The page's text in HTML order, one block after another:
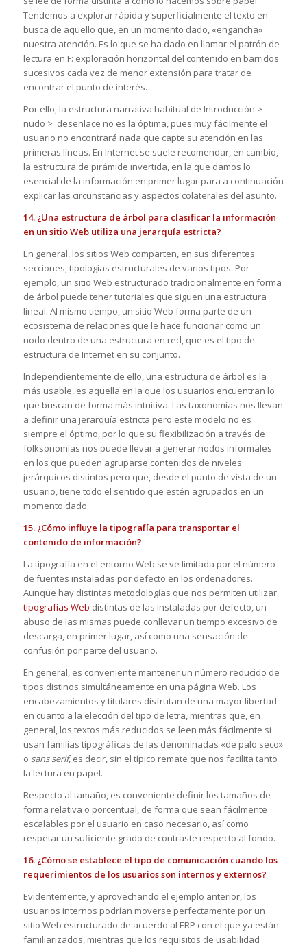
Tendemos a explorar rápida y superficialmente el texto en
busca de aquello que, en un momento dado, «engancha»
nuestra atención. Es lo que se ha dado en llamar el patrón de
lectura en F: exploración horizontal del contenido en barridos
sucesivos cada vez de menor extensión para tratar de
encontrar el punto de interés.
Por ello, la estructura narrativa habitual de Introducción >
nudo > desenlace no es la óptima, pues muy fácilmente el
usuario no encontrará nada que capte su atención en las
primeras líneas. En Internet se suele recomendar, en cambio,
la estructura de pirámide invertida, en la que damos lo
esencial de la información en primer lugar para a continuación
explicar las circunstancias y aspectos colaterales del asunto.
14. ¿Una estructura de árbol para clasificar la información
en un sitio Web utiliza una jerarquía estricta?
En general, los sitios Web comparten, en sus diferentes
secciones, tipologías estructurales de varios tipos. Por
ejemplo, un sitio Web estructurado tradicionalmente en forma
de árbol puede tener tutoriales que siguen una estructura
lineal. Al mismo tiempo, un sitio Web forma parte de un
ecosistema de relaciones que le hace funcionar como un
nodo dentro de una estructura en red, que es el tipo de
estructura de Internet en su conjunto.
Independientemente de ello, una estructura de árbol es la
más usable, es aquella en la que los usuarios encuentran lo
que buscan de forma más intuitiva. Las taxonomías nos llevan
a definir una jerarquía estricta pero este modelo no es
siempre el óptimo, por lo que su flexibilización a través de
folksonomías nos puede llevar a generar nodos informales
en los que pueden agruparse contenidos de niveles
jerárquicos distintos pero que, desde el punto de vista de un
usuario, tiene todo el sentido que estén agrupados en un
momento dado.
15. ¿Cómo influye la tipografía para transportar el
contenido de información?
La tipografía en el entorno Web se ve limitada por el número
de fuentes instaladas por defecto en los ordenadores.
Aunque hay distintas metodologías que nos permiten utilizar
tipografías Web distintas de las instaladas por defecto, un
abuso de las mismas puede conllevar un tiempo excesivo de
descarga, en primer lugar, así como una sensación de
confusión por parte del usuario.
En general, es conveniente mantener un número reducido de
tipos distinos simultáneamente en una página Web. Los
encabezamientos y titulares disfrutan de una mayor libertad
en cuanto a la elección del tipo de letra, mientras que, en
general, los textos más reducidos se leen más fácilmente si
usan familias tipográficas de las denominadas «de palo seco»
o sans serif, es decir, sin el típico remate que nos facilita tanto
la lectura en papel.
Respecto al tamaño, es conveniente definir los tamaños de
forma relativa o porcentual, de forma que sean fácilmente
escalables por el usuario en caso necesario, así como
respetar un suficiente grado de contraste respecto al fondo.
16. ¿Cómo se establece el tipo de comunicación cuando los
requerimientos de los usuarios son internos y externos?
Evidentemente, y aprovechando el ejemplo anterior, los
usuarios internos podrían moverse perfectamente por un
sitio Web estructurado de acuerdo al ERP con el que ya están
familiarizados, mientras que los requisitos de usabilidad